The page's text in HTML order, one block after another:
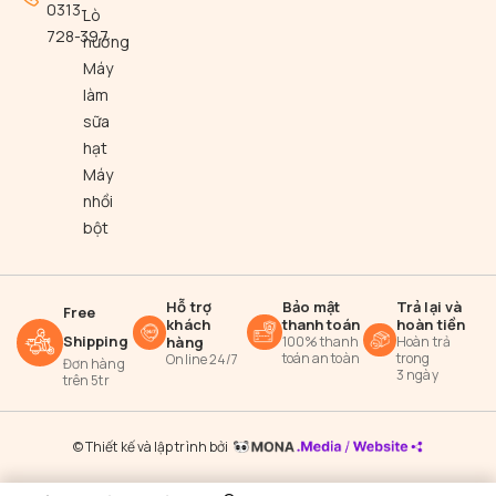
0313-
728-397
Lò
nướng
Máy
làm
sữa
hạt
Máy
nhồi
bột
Free
Shipping
Đơn hàng
trên 5tr
Hỗ trợ
khách
hàng
Online 24/7
Bảo mật
thanh toán
100% thanh
toán an toàn
Trả lại và
hoàn tiền
Hoàn trả
trong
3 ngày
© Thiết kế và lập trình bởi